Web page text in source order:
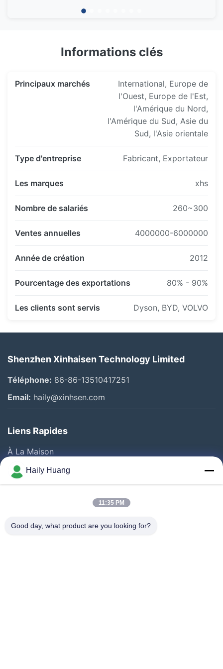
Introduction d’un équipement de gravure de plus
Systèmes de gestion de la qualité standardisés
établis
2015 | Partenariat stratégique avec BYD &
BYD et NACHI
Produits largement utilisés dans la fabrication
automobile
aérospatiale
technique
Informations clés
Principaux marchés
International, Europe de
l'Ouest, Europe de l'Est,
l'Amérique du Nord,
l'Amérique du Sud, Asie du
Sud, l'Asie orientale
Type d'entreprise Fabricant, Exportateur
Les marques xhs
Nombre de salariés 260~300
Ventes annuelles 4000000-6000000
Année de création 2012
Pourcentage des exportations 80% - 90%
Les clients sont servis Dyson, BYD, VOLVO
Shenzhen Xinhaisen Technology Limited
Téléphone: 86-86-13510417251
Email: haily@xinhsen.com
Liens Rapides
À La Maison
Produits
Vidéos
Visite D'usine
Haily Huang
11:35 PM
Good day, what product are you looking for?